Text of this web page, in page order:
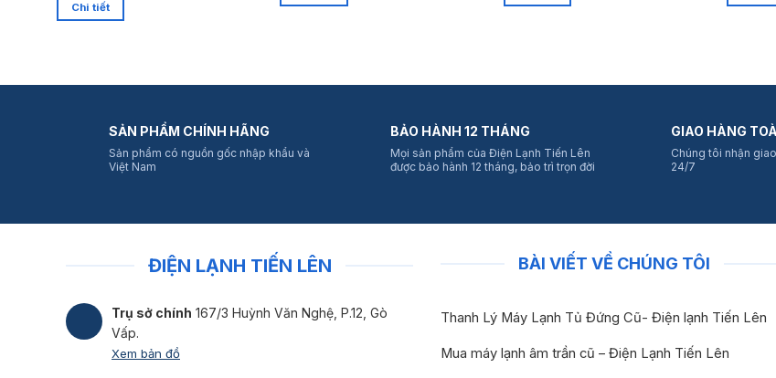
Chi tiết
SẢN PHẨM CHÍNH HÃNG
Sản phẩm có nguồn gốc nhập khẩu và
Việt Nam
BẢO HÀNH 12 THÁNG
Mọi sản phẩm của Điện Lạnh Tiến Lên
được bảo hành 12 tháng, bảo trì trọn đời
GIAO HÀNG
Chúng tôi nhận
24/7
ĐIỆN LẠNH TIẾN LÊN
Trụ sở chính 167/3 Huỳnh Văn Nghệ, P.12, Gò
Vấp.
Xem bản đồ
BÀI VIẾT VỀ CHÚNG TÔI
Thanh Lý Máy Lạnh Tủ Đứng Cũ- Điện lạnh Tiến Lên
Mua máy lạnh âm trần cũ – Điện Lạnh Tiến Lên